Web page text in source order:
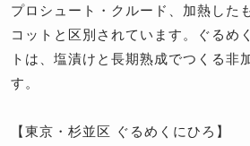
プロシュート・クルード、加熱した
コットと区別されています。ぐるめ
トは、塩漬けと長期熟成でつくる非
す。
【東京・杉並区 ぐるめくにひろ】